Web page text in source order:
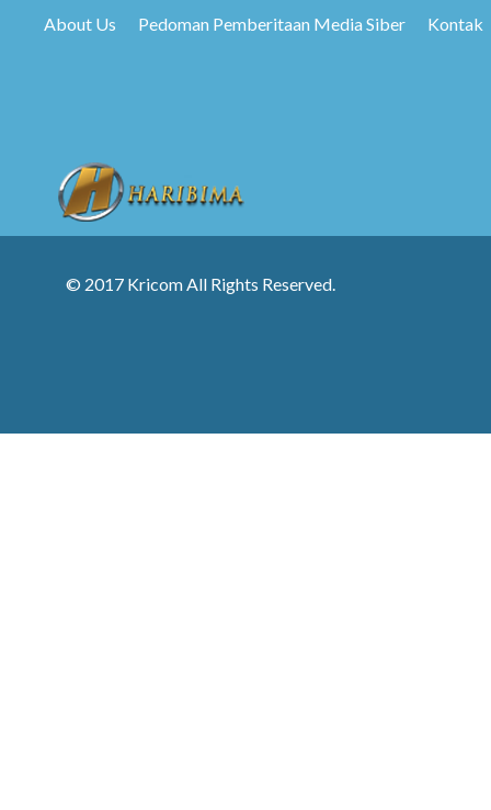
About Us Pedoman Pemberitaan Media Siber Kontak
© 2017 Kricom All Rights Reserved.